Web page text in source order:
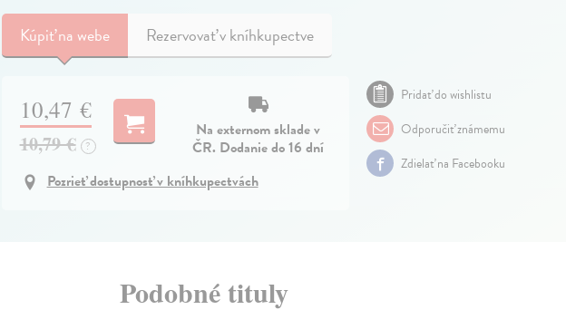
Kúpiťna webe Rezervovať v kníhkupectve
10,47 €
10,79 € ?
Na externom sklade v
ČR. Dodanie do 16 dní
Pozrieť dostupnosť v kníhkupectvách
Pridať do wishlistu
Odporučiť známemu
Zdielať na Facebooku
Podobné tituly